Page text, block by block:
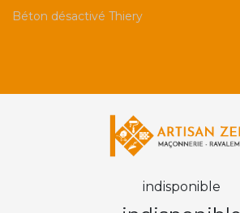
Béton désactivé Thiery
indisponible